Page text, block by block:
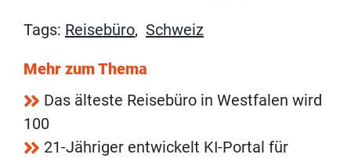
Tags: Reisebüro, Schweiz
Mehr zum Thema
Das älteste Reisebüro in Westfalen wird
100
21-Jähriger entwickelt KI-Portal für